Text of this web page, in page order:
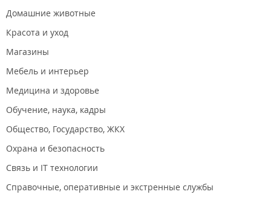
Домашние животные
Красота и уход
Магазины
Мебель и интерьер
Медицина и здоровье
Обучение, наука, кадры
Общество, Государство, ЖКХ
Охрана и безопасность
Связь и IT технологии
Справочные, оперативные и экстренные службы